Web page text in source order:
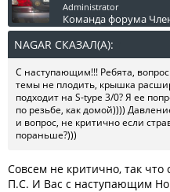
Administrator
Команда форума
NAGAR СКАЗАЛ(А):
С наступающим!!! Ребята,
темы не плодить, крышка
подходит на S-type 3/0? Я ее
по резьбе, как домой))))
и вопрос, не критично если
пораньше?)))
Совсем не критично, так что
П.С. И Вас с наступающим